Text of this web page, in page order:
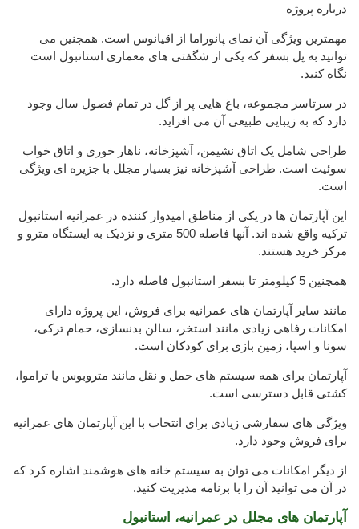
درباره پروژه
مهمترین ویژگی آن نمای پانوراما از اقیانوس است. همچنین می
توانید به پل بسفر که یکی از شگفتی های معماری استانبول است
نگاه کنید.
در سرتاسر مجموعه، باغ هایی پر از گل در تمام فصول سال وجود
دارد که به زیبایی طبیعی آن می افزاید.
طراحی شامل یک اتاق نشیمن، آشپزخانه، ناهار خوری و اتاق خواب
سوئیت است. طراحی آشپزخانه نیز بسیار مجلل با جزیره ای ویژگی
است.
این آپارتمان ها در یکی از مناطق امیدوار کننده در عمرانیه استانبول
ترکیه واقع شده اند. آنها فاصله 500 متری و نزدیک به ایستگاه مترو و
مرکز خرید هستند.
همچنین 5 کیلومتر تا بسفر استانبول فاصله دارد.
مانند سایر آپارتمان های عمرانیه برای فروش، این پروژه دارای
امکانات رفاهی زیادی مانند استخر، سالن بدنسازی، حمام ترکی،
سونا و اسپا، زمین بازی برای کودکان است.
آپارتمان برای همه سیستم های حمل و نقل مانند متروبوس یا تراموا،
کشتی قابل دسترسی است.
ویژگی های سفارشی زیادی برای انتخاب با این آپارتمان های عمرانیه
برای فروش وجود دارد.
از دیگر امکانات می توان به سیستم خانه های هوشمند اشاره کرد که
در آن می توانید آن را با برنامه مدیریت کنید.
آپارتمان های مجلل در عمرانیه، استانبول